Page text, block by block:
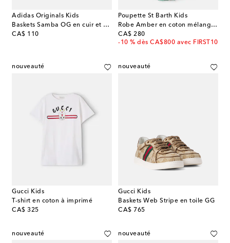
Adidas Originals Kids
Baskets Samba OG en cuir et daim
CA$ 110
original price
Poupette St Barth Kids
Robe Amber en coton mélangé imprimée à volants
CA$ 280
original price
-10 % dès CA$800 avec FIRST10
nouveauté
Gucci Kids
T-shirt en coton à imprimé
CA$ 325
original price
nouveauté
Gucci Kids
Baskets Web Stripe en toile GG
CA$ 765
original price
nouveauté nouveauté